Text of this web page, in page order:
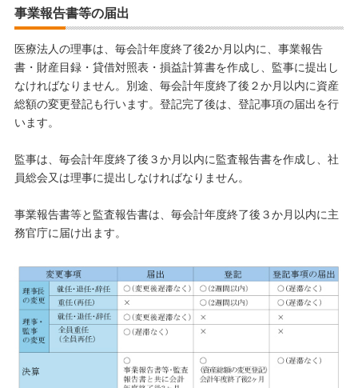
事業報告書等の届出
医療法人の理事は、毎会計年度終了後2か月以内に、事業報告
書・財産目録・貸借対照表・損益計算書を作成し、監事に提出し
なければなりません。別途、毎会計年度終了後２か月以内に資産
総額の変更登記も行います。登記完了後は、登記事項の届出を行
います。
監事は、毎会計年度終了後３か月以内に監査報告書を作成し、社
員総会又は理事に提出しなければなりません。
事業報告書等と監査報告書は、毎会計年度終了後３か月以内に主
務官庁に届け出ます。